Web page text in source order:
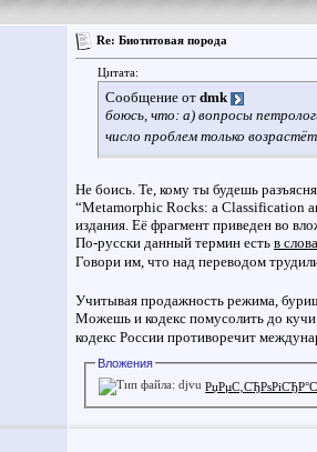
Re: Биотитовая порода
Цитата:
Сообщение от dmk
боюсь, что: а) вопросы
число проблем только
Не боись. Те, кому ты будешь
“Metamorphic Rocks: a Classification
издания. Её фрагмент приведен во
По-русски данный термин есть в
Говори им, что над переводом
Учитывая продажность режима,
Можешь и кодекс помусолить до кучи
кодекс России противоречит
Вложения